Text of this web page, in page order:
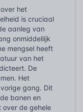
het
is cruciaal
aanleg van
onmiddellijk
mengsel heeft
van het
De
Het
gang. Dit
banen en
de gehele